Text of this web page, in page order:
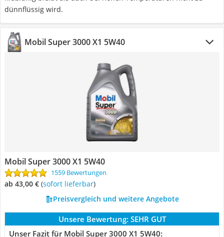
dünnflüssig wird.
Mobil Super 3000 X1 5W40
Mobil Super 3000 X1 5W40
1559 Bewertungen
ab 43,00 € ( Sofort lieferbar)
Preisvergleich und weitere Angebote
Unsere Bewertung: SEHR GUT
Unser Fazit für Mobil Super 3000 X1 5W40: